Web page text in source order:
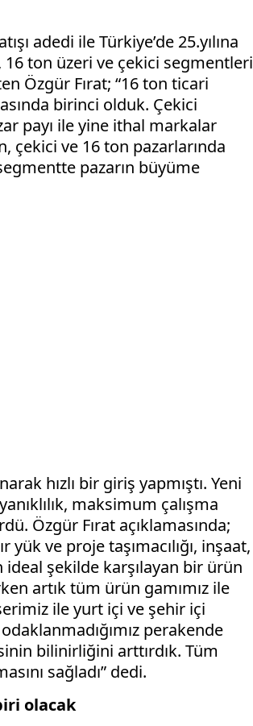
adedi ile Türkiye’de 25.yılına
16 ton üzeri ve çekici segmentleri
Özgür Fırat; “16 ton ticari
birinci olduk. Çekici
payı ile yine ithal markalar
çekici ve 16 ton pazarlarında
pazarın büyüme
hızlı bir giriş yapmıştı. Yeni
maksimum çalışma
Özgür Fırat açıklamasında;
yük ve proje taşımacılığı, inşaat,
ideal şekilde karşılayan bir ürün
artık tüm ürün gamımız ile
serimiz ile yurt içi ve şehir içi
perakende
bilinirliğini arttırdık. Tüm
sağladı” dedi.
olacak